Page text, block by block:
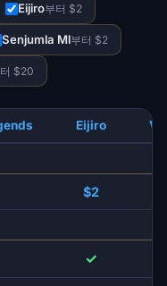
Eijiro부터 $2
Senjumla Ml부터 $2
$20
Eijiro
$2
✓